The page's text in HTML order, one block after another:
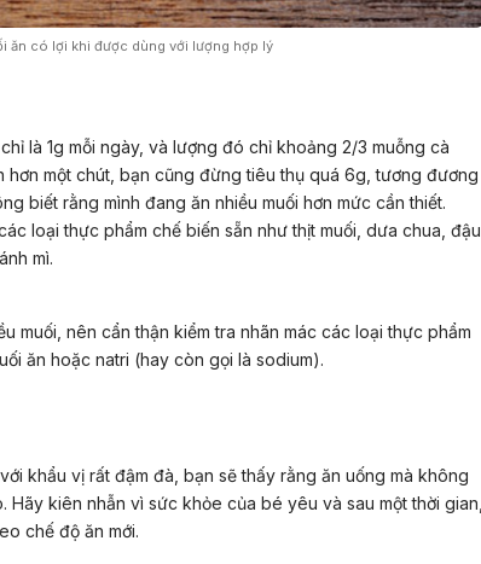
ăn có lợi khi được dùng với lượng hợp lý
là 1g mỗi ngày, và lượng đó chỉ khoảng 2/3 muỗng cà
hơn một chút, bạn cũng đừng tiêu thụ quá 6g, tương đương
biết rằng mình đang ăn nhiều muối hơn mức cần thiết.
loại thực phẩm chế biến sẵn như thịt muối, dưa chua, đậu
mì.
muối, nên cẩn thận kiểm tra nhãn mác các loại thực phẩm
ăn hoặc natri (hay còn gọi là sodium).
khẩu vị rất đậm đà, bạn sẽ thấy rằng ăn uống mà không
Hãy kiên nhẫn vì sức khỏe của bé yêu và sau một thời gian,
chế độ ăn mới.